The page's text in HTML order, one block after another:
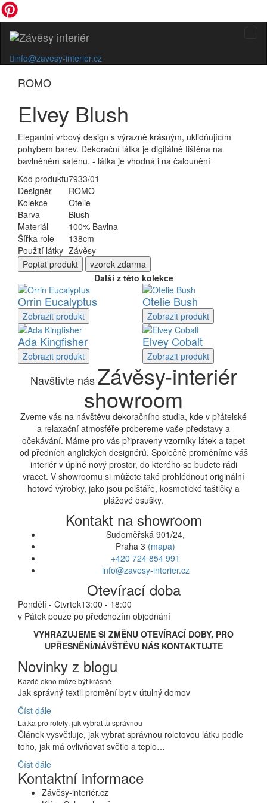
info@zavesy-interier.cz
ROMO
Elvey Blush
Elegantní vrbový design s výrazně krásným, uklidňujícím
pohybem barev. Dekorační látka je digitálně tištěna na
bavlněném saténu. - látka je vhodná i na čalounění
Kód produktu7933/01
Designér
ROMO
Kolekce
Otelie
Barva
Blush
Materiál
100% Bavlna
Šířka role
138cm
Použití látky Závěsy
Poptat produkt
vzorek zdarma
Další z této kolekce
Orrin Eucalyptus
Zobrazit produkt
Otelie Bush
Zobrazit produkt
Ada Kingfisher
Zobrazit produkt
Elvey Cobalt
Zobrazit produkt
Navštivte nás Závěsy-interiér
showroom
Zveme vás na návštěvu dekoračního studia, kde v přátelské
a relaxační atmosféře probereme vaše představy a
očekávání. Máme pro vás připraveny vzorníky látek a tapet
od předních anglických designérů. Společně proměníme váš
interiér v úplně nový prostor, do kterého se budete rádi
vracet. V showroomu si můžete také prohlédnout originální
hotové výrobky, jako jsou polštáře, kosmetické taštičky a
plážové osušky.
Kontakt na showroom
Sudoměřská 901/24,
Praha 3 (mapa)
+420 724 854 991
info@zavesy-interier.cz
Otevírací doba
Pondělí - Čtvrtek13:00 - 18:00
v Pátek pouze po předchozím objednání
VYHRAZUJEME SI ZMĚNU OTEVÍRACÍ DOBY, PRO
UPŘESNĚNÍ/NÁVŠTĚVU NÁS KONTAKTUJTE
Novinky z blogu
Každé okno může být krásné
Jak správný textil promění byt v útulný domov
Číst dále
Látka pro rolety: jak vybrat tu správnou
Článek vysvětluje, jak vybrat správnou roletovou látku podle
toho, jak má ovlivňovat světlo a teplo…
Číst dále
Kontaktní informace
Závěsy-interiér.cz